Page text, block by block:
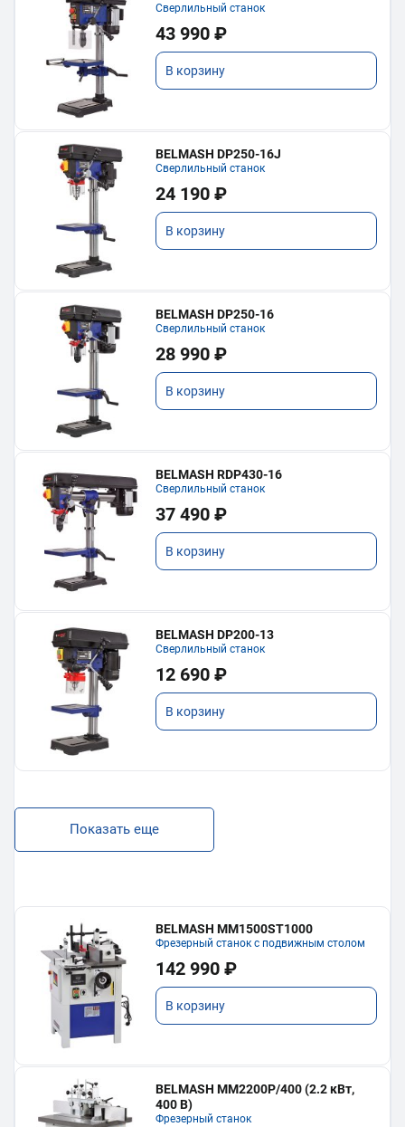
Сверлильный станок
43 990 ₽
В корзину
BELMASH DP250-16J
Сверлильный станок
24 190 ₽
В корзину
BELMASH DP250-16
Сверлильный станок
28 990 ₽
В корзину
BELMASH RDP430-16
Сверлильный станок
37 490 ₽
В корзину
BELMASH DP200-13
Сверлильный станок
12 690 ₽
В корзину
Показать еще
BELMASH MM1500ST1000
Фрезерный станок с подвижным столом
142 990 ₽
В корзину
BELMASH MM2200P/400 (2.2 кВт,
400 В)
Фрезерный станок